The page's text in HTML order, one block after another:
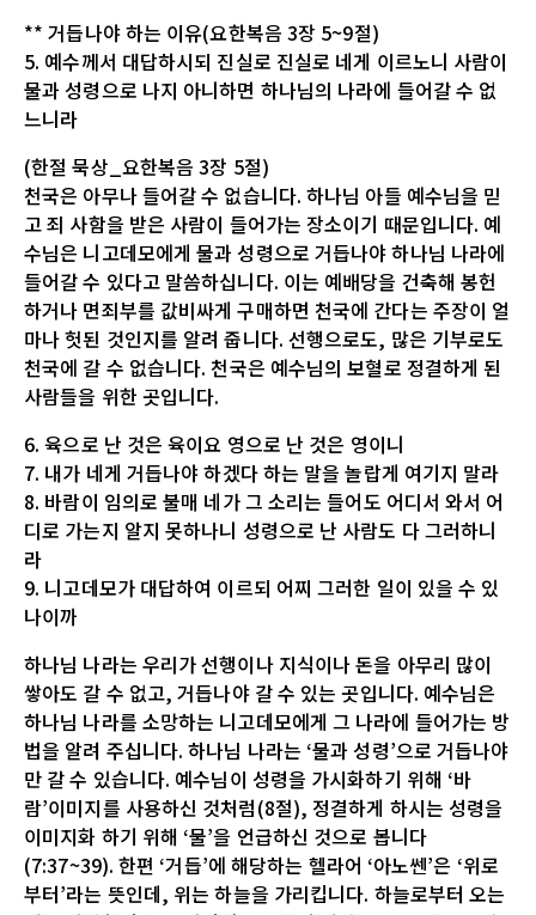
** 거듭나야 하는 이유(요한복음 3장 5~9절)
5. 예수께서 대답하시되 진실로 진실로 네게 이르노니 사람이
물과 성령으로 나지 아니하면 하나님의 나라에 들어갈 수 없
느니라
(한절 묵상_요한복음 3장 5절)
천국은 아무나 들어갈 수 없습니다. 하나님 아들 예수님을 믿
고 죄 사함을 받은 사람이 들어가는 장소이기 때문입니다. 예
수님은 니고데모에게 물과 성령으로 거듭나야 하나님 나라에
들어갈 수 있다고 말씀하십니다. 이는 예배당을 건축해 봉헌
하거나 면죄부를 값비싸게 구매하면 천국에 간다는 주장이 얼
마나 헛된 것인지를 알려 줍니다. 선행으로도, 많은 기부로도
천국에 갈 수 없습니다. 천국은 예수님의 보혈로 정결하게 된
사람들을 위한 곳입니다.
6. 육으로 난 것은 육이요 영으로 난 것은 영이니
7. 내가 네게 거듭나야 하겠다 하는 말을 놀랍게 여기지 말라
8. 바람이 임의로 불매 네가 그 소리는 들어도 어디서 와서 어
디로 가는지 알지 못하나니 성령으로 난 사람도 다 그러하니
라
9. 니고데모가 대답하여 이르되 어찌 그러한 일이 있을 수 있
나이까
하나님 나라는 우리가 선행이나 지식이나 돈을 아무리 많이
쌓아도 갈 수 없고, 거듭나야 갈 수 있는 곳입니다. 예수님은
하나님 나라를 소망하는 니고데모에게 그 나라에 들어가는 방
법을 알려 주십니다. 하나님 나라는 ‘물과 성령’으로 거듭나야
만 갈 수 있습니다. 예수님이 성령을 가시화하기 위해 ‘바
람’이미지를 사용하신 것처럼(8절), 정결하게 하시는 성령을
이미지화 하기 위해 ‘물’을 언급하신 것으로 봅니다
(7:37~39). 한편 ‘거듭’에 해당하는 헬라어 ‘아노쎈’은 ‘위로
부터’라는 뜻인데, 위는 하늘을 가리킵니다. 하늘로부터 오는